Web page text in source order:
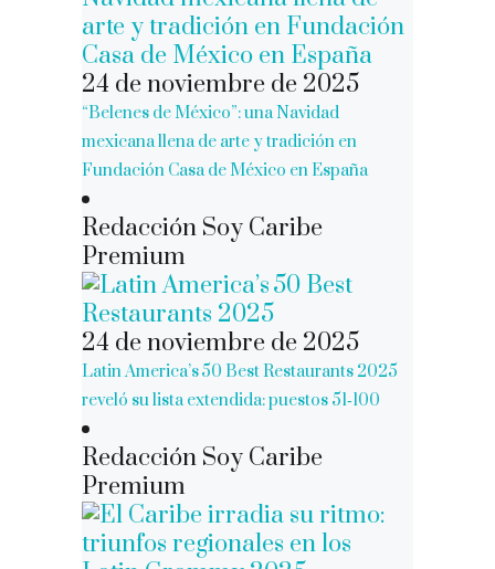
24 de noviembre de 2025
“Belenes de México”: una Navidad
mexicana llena de arte y tradición en
Fundación Casa de México en España
Redacción Soy Caribe
Premium
24 de noviembre de 2025
Latin America’s 50 Best Restaurants 2025
reveló su lista extendida: puestos 51‑100
Redacción Soy Caribe
Premium